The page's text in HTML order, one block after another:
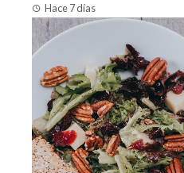
Hace 7 días